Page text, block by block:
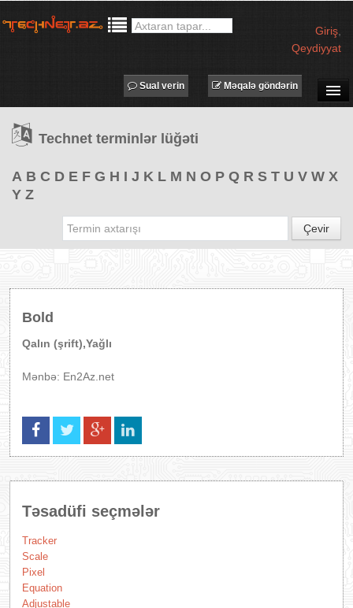
Giriş
Qeydiyyat
TƏDBİRLƏR
PROQRAMLAR
Məqalə göndərin
Sual verin
Technet terminlər lüğəti
A B C D E F G H I J K L M N O P Q R S T U V W X
Y Z
Çevir
Bold
Qalın (şrift),Yağlı
Mənbə: En2Az.net
Təsadüfi seçmələr
Tracker
Scale
Pixel
Equation
Adjustable